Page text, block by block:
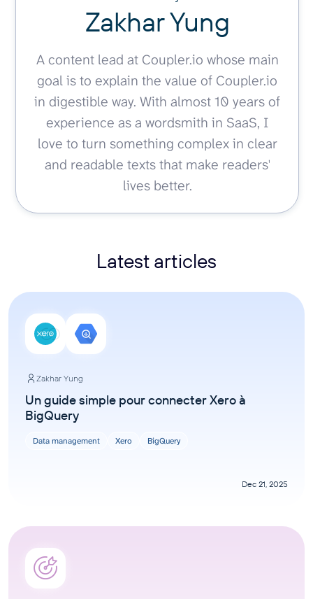
Zakhar Yung
A content lead at Coupler.io whose main
goal is to explain the value of Coupler.io
in digestible way. With almost 10 years of
experience as a wordsmith in SaaS, I
love to turn something complex in clear
and readable texts that make readers'
lives better.
Latest articles
Zakhar Yung
Un guide simple pour connecter Xero à
BigQuery
Data management Xero BigQuery
Dec 21, 2025